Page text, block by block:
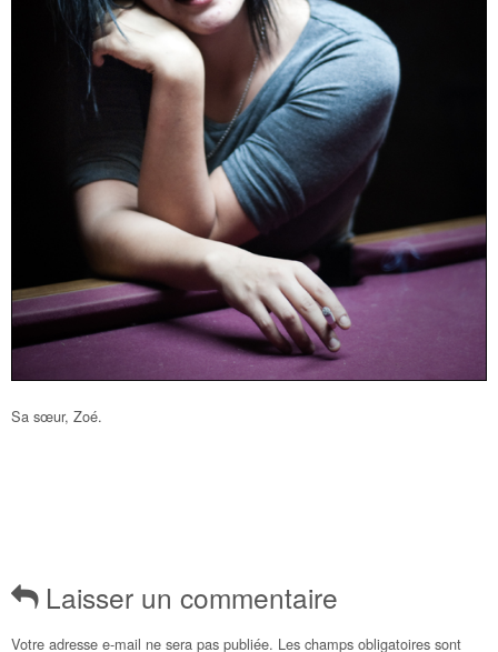
Sa sœur, Zoé.
Laisser un commentaire
Votre adresse e-mail ne sera pas publiée. Les champs obligatoires sont